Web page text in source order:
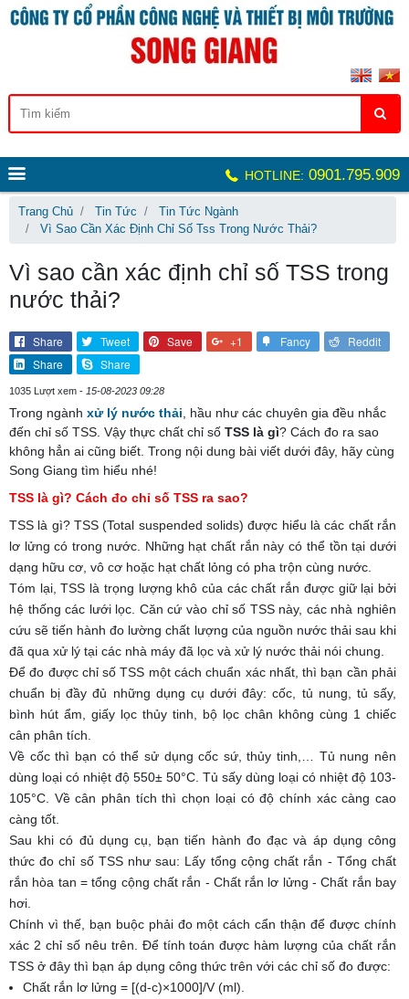
HOTLINE: 0901.795.909
Trang Chủ Tin Tức
Tin Tức Ngành
Vì Sao Cần Xác Định Chỉ Số Tss Trong Nước Thải?
Vì sao cần xác định chỉ số TSS trong
nước thải?
Share Tweet Save +1 Fancy
Reddit
Share
Share
1035 Lượt xem - 15-08-2023 09:28
Trong ngành xử lý nước thải , hầu như các chuyên gia đều nhắc
đến chỉ số TSS. Vậy thực chất chỉ số TSS là gì? Cách đo ra sao
không hẳn ai cũng biết. Trong nội dung bài viết dưới đây, hãy cùng
Song Giang tìm hiểu nhé!
TSS là gì? Cách đo chỉ số TSS ra sao?
TSS là gì? TSS (Total suspended solids) được hiểu là các chất rắn
lơ lửng có trong nước. Những hạt chất rắn này có thể tồn tại dưới
dạng hữu cơ, vô cơ hoặc hạt chất lỏng có pha trộn cùng nước.
Tóm lại, TSS là trọng lượng khô của các chất rắn được giữ lại bởi
hệ thống các lưới lọc. Căn cứ vào chỉ số TSS này, các nhà nghiên
cứu sẽ tiến hành đo lường chất lượng của nguồn nước thải sau khi
đã qua xử lý tại các nhà máy đã lọc và xử lý nước thải nói chung.
Để đo được chỉ số TSS một cách chuẩn xác nhất, thì bạn cần phải
chuẩn bị đầy đủ những dụng cụ dưới đây: cốc, tủ nung, tủ sấy,
bình hút ẩm, giấy lọc thủy tinh, bộ lọc chân không cùng 1 chiếc
cân phân tích.
Về cốc thì bạn có thể sử dụng cốc sứ, thủy tinh,… Tủ nung nên
dùng loại có nhiệt độ 550± 50°C. Tủ sấy dùng loại có nhiệt độ 103-
105°C. Về cân phân tích thì chọn loại có độ chính xác càng cao
càng tốt.
Sau khi có đủ dụng cụ, bạn tiến hành đo đạc và áp dụng công
thức đo chỉ số TSS như sau: Lấy tổng cộng chất rắn - Tổng chất
rắn hòa tan = tổng cộng chất rắn - Chất rắn lơ lửng - Chất rắn bay
hơi.
Chính vì thế, bạn buộc phải đo một cách cẩn thận để được chính
xác 2 chỉ số nêu trên. Để tính toán được hàm lượng của chất rắn
TSS ở đây thì bạn áp dụng công thức trên với các chỉ số đo được:
Chất rắn lơ lửng = [(d-c)×1000]/V (ml).